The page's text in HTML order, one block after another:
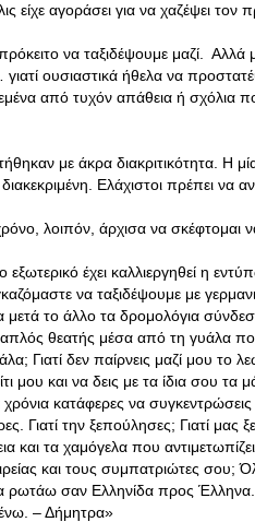
είχε αγοράσει για να χαζέψει
να ταξιδέψουμε μαζί.
γιατί ουσιαστικά ήθελα να
από τυχόν απάθεια ή σχόλια
με άκρα διακριτικότητα. Η
Ελάχιστοι πρέπει να
λοιπόν, άρχισα να σκέφτομαι
εξωτερικό έχει καλλιεργηθεί η
να ταξιδέψουμε με
μετά το άλλο τα δρομολόγια
απλός θεατής μέσα από τη γυάλα
Γιατί δεν παίρνεις μαζί μου το
μου και να δεις με τα ίδια σου τα
χρόνια κατάφερες να
Γιατί την ξεπούλησες; Γιατί μας
και τα χαμόγελα που
και τους συμπατριώτες σου;
ρωτάω σαν Ελληνίδα προς Έλληνα.
– Δήμητρα»